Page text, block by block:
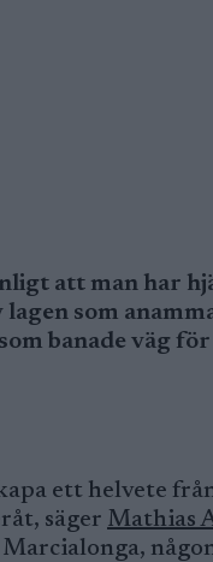
att man har
lagen som
banade väg
ett helvete
säger Mathias